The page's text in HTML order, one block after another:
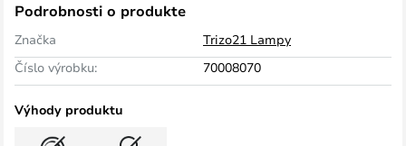
Podrobnosti o produkte
Značka
Trizo21 Lampy
Číslo výrobku:
70008070
Výhody produktu